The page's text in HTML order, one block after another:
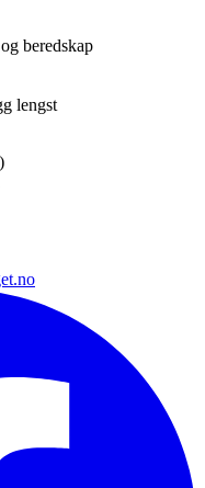
beredskap
lengst